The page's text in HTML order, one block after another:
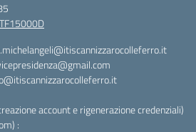
account e rigenerazione credenziali)
: